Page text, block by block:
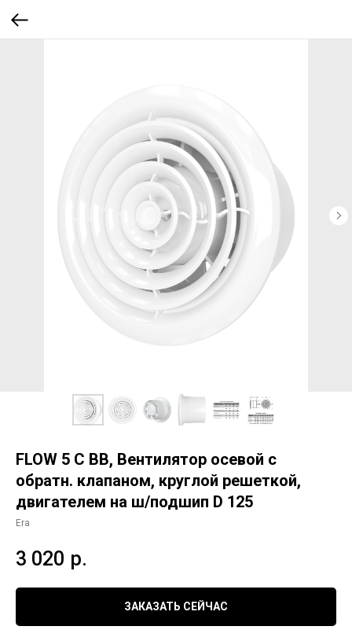
FLOW 5 C BB, Вентилятор осевой с
обратн. клапаном, круглой решеткой,
двигателем на ш/подшип D 125
Era
3 020 р.
ЗАКАЗАТЬ СЕЙЧАС